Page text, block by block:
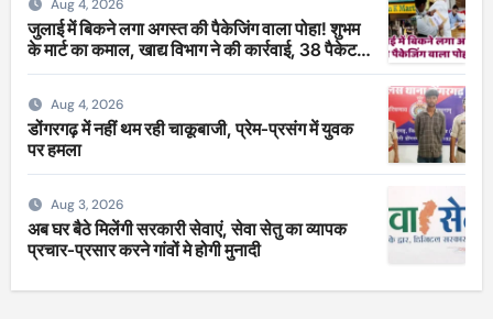
Aug 4, 2026
जुलाई में बिकने लगा अगस्त की पैकेजिंग वाला पोहा! शुभम
के मार्ट का कमाल, खाद्य विभाग ने की कार्रवाई, 38 पैकेट
सीज
Aug 4, 2026
डोंगरगढ़ में नहीं थम रही चाकूबाजी, प्रेम-प्रसंग में युवक
पर हमला
Aug 3, 2026
अब घर बैठे मिलेंगी सरकारी सेवाएं, सेवा सेतु का व्यापक
प्रचार-प्रसार करने गांवों मे होगी मुनादी